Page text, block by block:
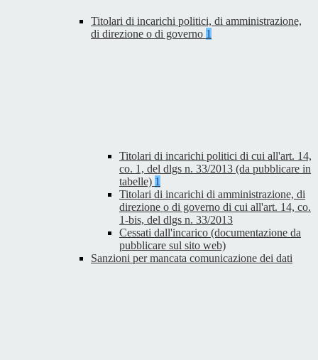
Titolari di incarichi politici, di amministrazione,
di direzione o di governo 1
Titolari di incarichi politici di cui all'art. 14,
co. 1, del dlgs n. 33/2013 (da pubblicare in
tabelle) 1
Titolari di incarichi di amministrazione, di
direzione o di governo di cui all'art. 14, co.
1-bis, del dlgs n. 33/2013
Cessati dall'incarico (documentazione da
pubblicare sul sito web)
Sanzioni per mancata comunicazione dei dati